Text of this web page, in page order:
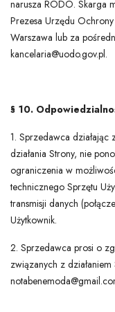
narusza RODO. Skarga
Prezesa Urzędu
Warszawa lub za
kancelaria@uodo.gov.pl.
§ 10.
1. Sprzedawca działając
działania Strony, nie
ograniczenia w
technicznego Sprzętu
transmisji danych
Użytkownik.
2. Sprzedawca prosi o
związanych z